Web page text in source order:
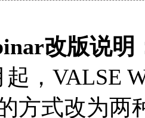
改版说明
起，VALSE
方式改为两